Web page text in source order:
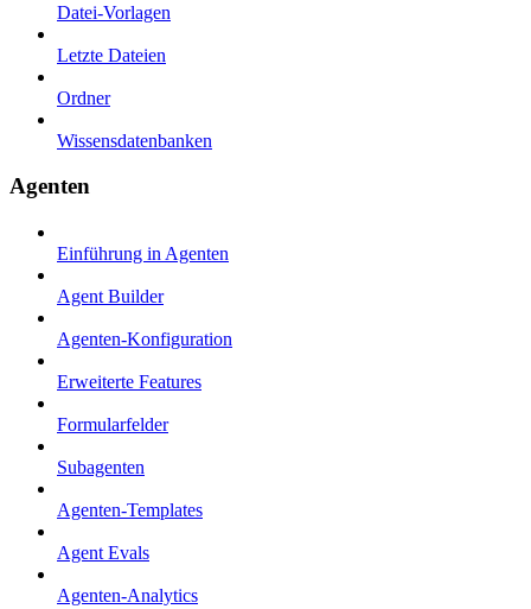
Datei-Vorlagen
Letzte Dateien
Ordner
Wissensdatenbanken
Agenten
Einführung in Agenten
Agent Builder
Agenten-Konfiguration
Erweiterte Features
Formularfelder
Subagenten
Agenten-Templates
Agent Evals
Agenten-Analytics